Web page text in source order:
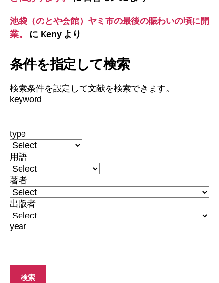
池袋（のとや会館）ヤミ市の最後の賑わいの頃に開
業。
に Kenyより
条件を指定して検索
検索条件を設定して文献を検索できます。
keyword
type
用語
著者
出版者
year